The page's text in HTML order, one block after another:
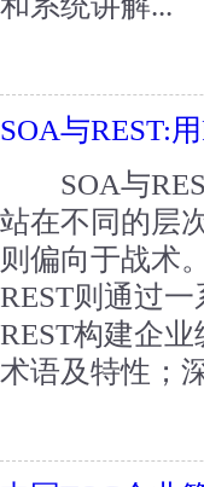
SOA与REST:
SOA与
站在不同的层
则偏向于战术
REST则通过
REST构建企
术语及特性；